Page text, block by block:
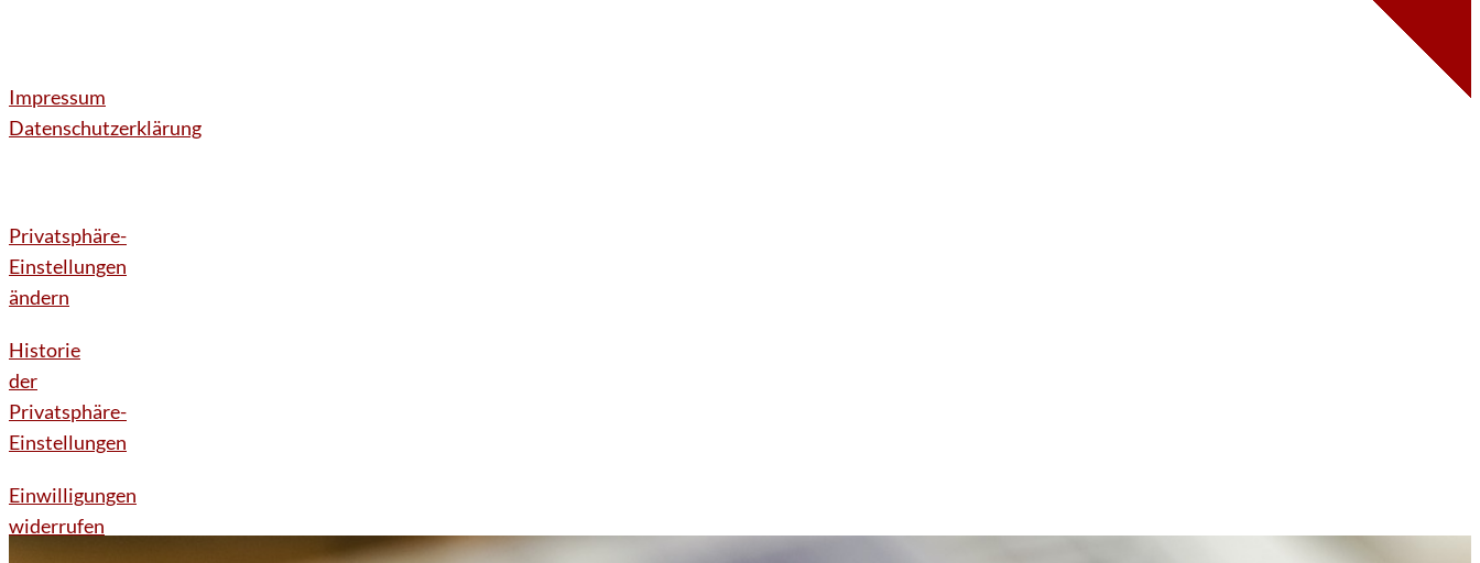
Impressum
Datenschutzerklärung
Privatsphäre-
Einstellungen
ändern
Historie
der
Privatsphäre-
Einstellungen
Einwilligungen
widerrufen